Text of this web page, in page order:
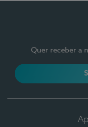
Quer receber a